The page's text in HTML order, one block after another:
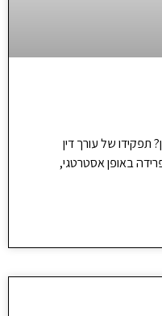
תפקידו של עורך דין
באופן אסטרטגי,